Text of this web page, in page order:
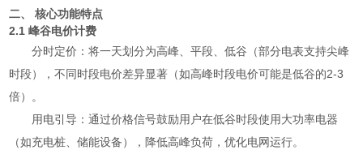
二、 核心功能特点
2.1 峰谷电价计费
分时定价：将一天划分为高峰、平段、低谷（部分电表支持尖峰
时段），不同时段电价差异显著（如高峰时段电价可能是低谷的2-3
倍）。
用电引导：通过价格信号鼓励用户在低谷时段使用大功率电器
（如充电桩、储能设备），降低高峰负荷，优化电网运行。